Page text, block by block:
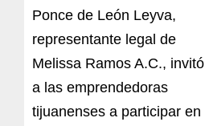
Ponce de León Leyva,
representante legal de
Melissa Ramos A.C., invitó
a las emprendedoras
tijuanenses a participar en